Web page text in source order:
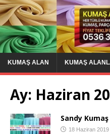
KUMAŞ ALAN KUMAŞ
Ay: Haziran
Sandy
18 Haziran 2019